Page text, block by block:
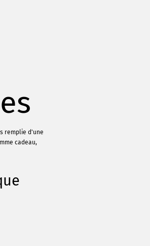
remplie d'une
cadeau,